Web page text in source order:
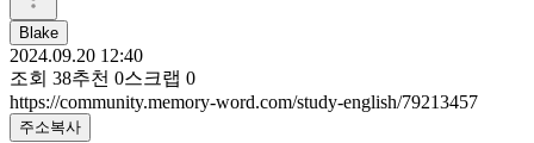
Blake
2024.09.20 12:40
조회 38추천 0스크랩 0
https://community.memory-word.com/study-english/79213457
주소복사